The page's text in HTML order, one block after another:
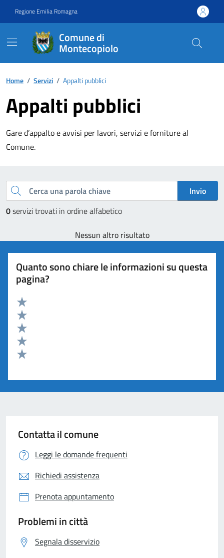
Regione Emilia Romagna
Comune di
Montecopiolo
Contenuti in evidenza
Home / Servizi / Appalti pubblici
Appalti pubblici
Gare d’appalto e avvisi per lavori, servizi e forniture al
Comune.
Esplora tutti i servizi
Cerca una parola chiave
Invio
0servizi trovati in ordine alfabetico
Nessun altro risultato
Quanto sono chiare le informazioni su questa
pagina?
Valuta 5 stelle su 5
Valuta 4 stelle su 5
Valuta 3 stelle su 5
Valuta 2 stelle su 5
Contatta il comune
Leggi le domande frequenti
Richiedi assistenza
Prenota appuntamento
Problemi in città
Segnala disservizio